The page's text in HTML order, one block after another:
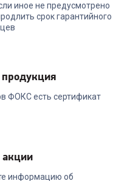
иное не предусмотрено
срок гарантийного
ФОКС есть сертификат
акции
информацию об